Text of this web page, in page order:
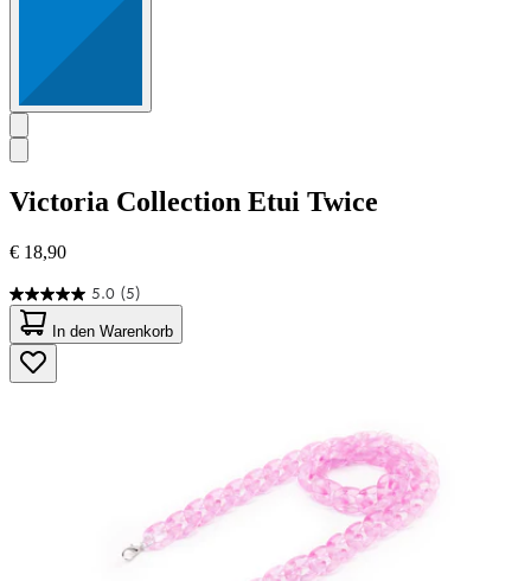
Victoria Collection Etui Twice
€ 18,90
5.0 (5)
5.0
von
5
Sternen.
5
In den Warenkorb